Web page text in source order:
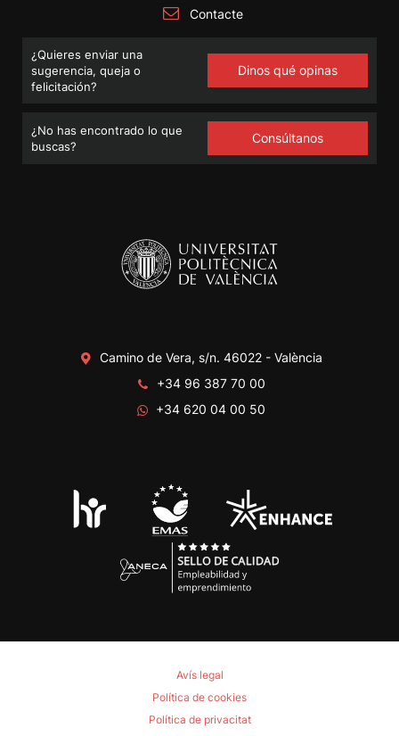
Contacte
¿Quieres enviar una
sugerencia, queja o
felicitación?
Dinos qué opinas
¿No has encontrado lo que
buscas?
Consúltanos
Camino de Vera, s/n. 46022 - València
+34 96 387 70 00
+34 620 04 00 50
Avís legal
Política de cookies
Política de privacitat